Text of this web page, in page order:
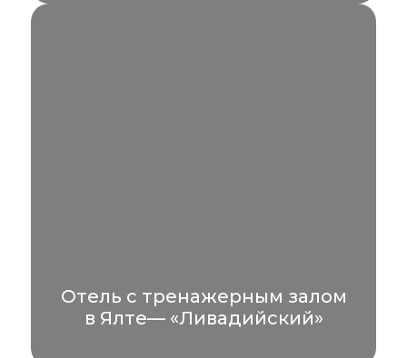
Отель с тренажерным залом
в Ялте— «Ливадийский»